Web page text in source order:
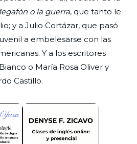
o la guerra, que tanto le
y a Julio Cortázar, que pasó
a embelesarse con las
Y a los escritores
o María Rosa Oliver y
Castillo.